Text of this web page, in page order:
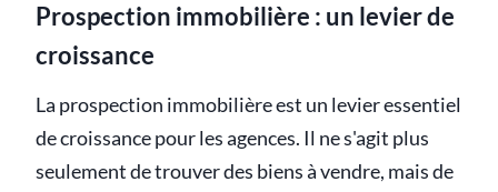
Prospection immobilière : un levier de
croissance
La prospection immobilière est un levier essentiel
de croissance pour les agences. Il ne s'agit plus
seulement de trouver des biens à vendre, mais de